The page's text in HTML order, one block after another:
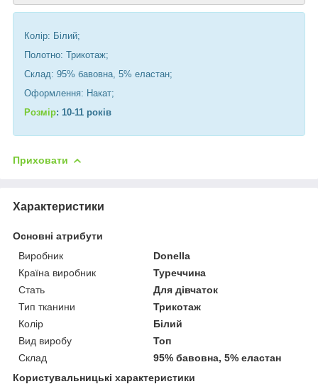
Колір: Білий;
Полотно: Трикотаж;
Склад: 95% бавовна, 5% еластан;
Оформлення: Накат;
Розмір: 10-11 років
Приховати
Характеристики
Основні атрибути
Виробник
Donella
Країна виробник
Туреччина
Стать
Для дівчаток
Тип тканини
Трикотаж
Колір
Білий
Вид виробу
Топ
Склад
95% бавовна, 5% еластан
Користувальницькі характеристики